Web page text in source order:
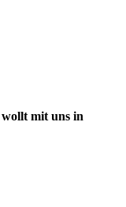
mit uns in